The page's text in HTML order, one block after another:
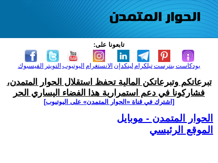
تابعونا على:
الفيسبوك التويتر اليوتيوب الانستغرام لينكدإن تيلكرامبنترست بودكاست
تبرعاتكم وتبرعاتكن المالية تحفظ استقلال الحوار المتمدن،
فشاركونا في دعم استمرارية هذا الفضاء اليساري الحر
[اشترك في قناة ‫«الحوار المتمدن» على اليوتيوب]
الحوار المتمدن - موبايل
الموقع الرئيسي